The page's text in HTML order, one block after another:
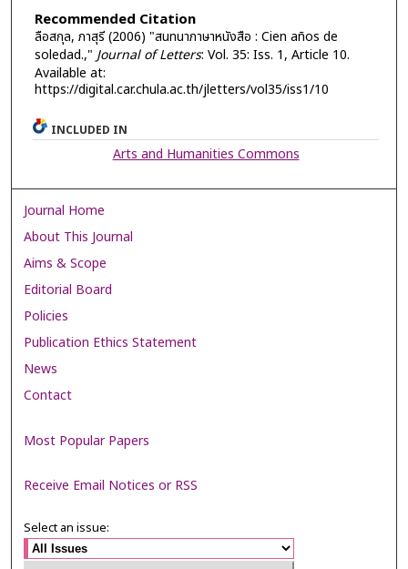
Recommended Citation
ลือสกุล, ภาสุรี (2006) "สนทนาภาษาหนังสือ : Cien años de
soledad.," Journal of Letters: Vol. 35: Iss. 1, Article 10.
Available at:
https://digital.car.chula.ac.th/jletters/vol35/iss1/10
INCLUDED IN
Arts and Humanities Commons
Journal Home
About This Journal
Aims & Scope
Editorial Board
Policies
Publication Ethics Statement
News
Contact
Most Popular Papers
Receive Email Notices or RSS
Select an issue: